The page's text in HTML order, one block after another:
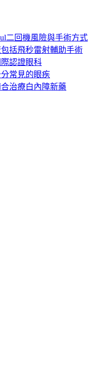
二回機風險與手術方式
括飛秒雷射輔助手術
認證眼科
常見的眼疾
治療白內障新藥